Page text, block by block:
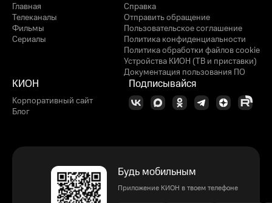
Главная
Телеканалы
Фильмы
Сериалы
Справка
Отправить обращение
Пользовательское соглашение
Политика конфиденциальности
Политика обработки файлов cookie
Устройства КИОН (ТВ и приставки)
Документация пользования ПО
КИОН
Корпоративный сайт
Блог
Подписывайся
Будь мобильным
Приложение КИОН в твоем телефоне